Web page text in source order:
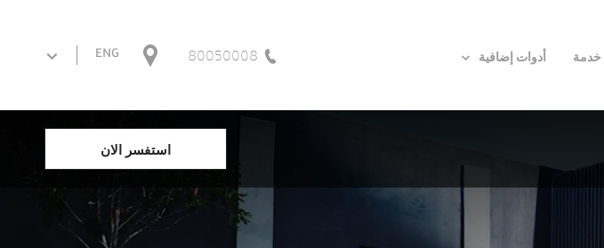
أدوات إضافية 80050008
ENG
استفسر الان